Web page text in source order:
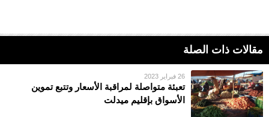
مقالات ذات الصلة
26 فبراير 2023
تعبئة متواصلة لمراقبة الأسعار وتتبع تموين
الأسواق بإقليم ميدلت